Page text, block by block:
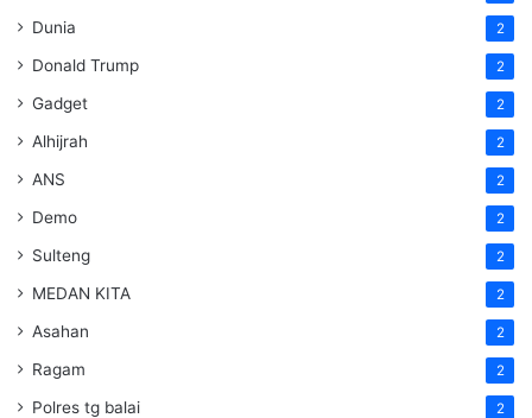
Dunia 2
Donald Trump 2
Gadget 2
Alhijrah 2
ANS 2
Demo 2
Sulteng 2
MEDAN KITA 2
Asahan 2
Ragam 2
Polres tg balai 2